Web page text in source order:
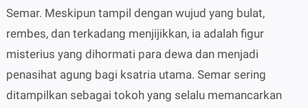
Semar. Meskipun tampil dengan wujud yang bulat,
rembes, dan terkadang menjijikkan, ia adalah figur
misterius yang dihormati para dewa dan menjadi
penasihat agung bagi ksatria utama. Semar sering
ditampilkan sebagai tokoh yang selalu memancarkan